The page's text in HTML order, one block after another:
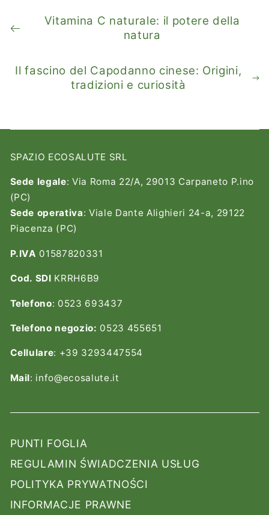
Vitamina C naturale: il potere della
natura
Il fascino del Capodanno cinese: Origini,
tradizioni e curiosità
SPAZIO ECOSALUTE SRL
Sede legale: Via Roma 22/A, 29013 Carpaneto P.ino
(PC)
Sede operativa: Viale Dante Alighieri 24-a, 29122
Piacenza (PC)
P.IVA 01587820331
Cod. SDI KRRH6B9
Telefono: 0523 693437
Telefono negozio: 0523 455651
Cellulare: +39 3293447554
Mail: info@ecosalute.it
PUNTI FOGLIA
REGULAMIN ŚWIADCZENIA USŁUG
POLITYKA PRYWATNOŚCI
INFORMACJE PRAWNE